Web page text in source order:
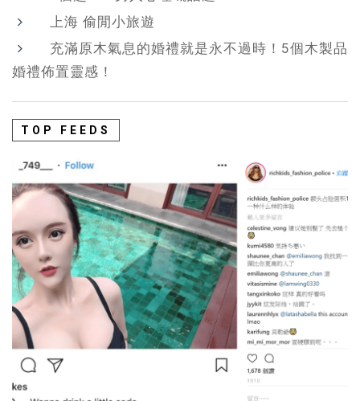
上海 偷閒小旅遊
充滿原木氣息的婚禮就是永不過時！5個木製品
婚禮佈置靈感！
TOP FEEDS